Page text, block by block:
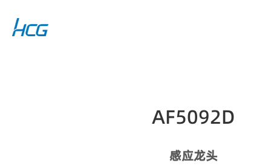
AF5092D
感应龙头